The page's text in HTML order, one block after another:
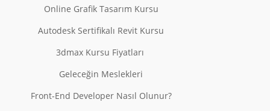
Online Grafik Tasarım Kursu
Autodesk Sertifikalı Revit Kursu
3dmax Kursu Fiyatları
Geleceğin Meslekleri
Front-End Developer Nasıl Olunur?